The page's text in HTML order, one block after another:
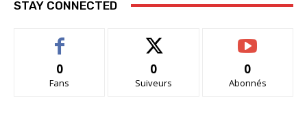
STAY CONNECTED
0
Fans
0
Suiveurs
0
Abonnés